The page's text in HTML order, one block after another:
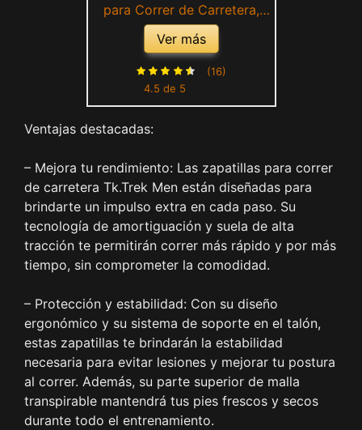
para Correr de Carretera,
Gris Amarillo
Ver más
4.5 de 5
(16)
Ventajas destacadas:
– Mejora tu rendimiento: Las zapatillas para correr
de carretera Tk.Trek Men están diseñadas para
brindarte un impulso extra en cada paso. Su
tecnología de amortiguación y suela de alta
tracción te permitirán correr más rápido y por más
tiempo, sin comprometer la comodidad.
– Protección y estabilidad: Con su diseño
ergonómico y su sistema de soporte en el talón,
estas zapatillas te brindarán la estabilidad
necesaria para evitar lesiones y mejorar tu postura
al correr. Además, su parte superior de malla
transpirable mantendrá tus pies frescos y secos
durante todo el entrenamiento.